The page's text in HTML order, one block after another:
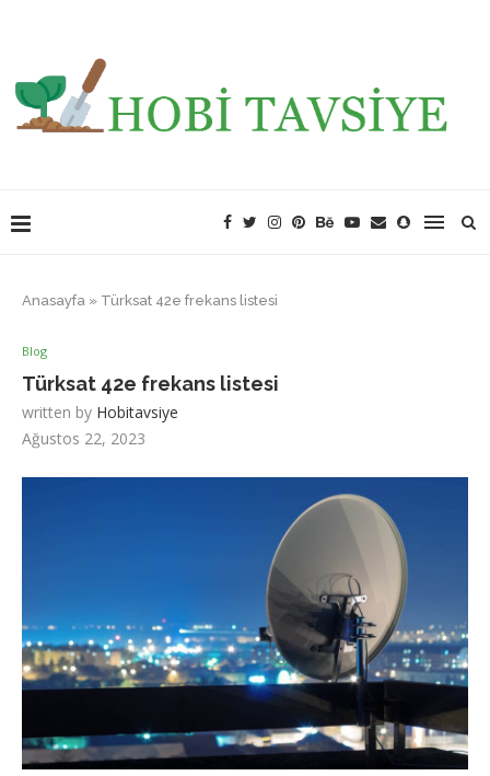
Anasayfa » Türksat 42e frekans listesi
Blog
Türksat 42e frekans listesi
written by Hobitavsiye
Ağustos 22, 2023